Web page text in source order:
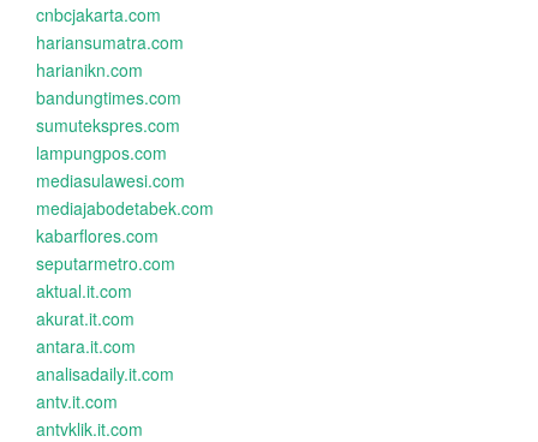
cnbcjakarta.com
hariansumatra.com
harianikn.com
bandungtimes.com
sumutekspres.com
lampungpos.com
mediasulawesi.com
mediajabodetabek.com
kabarflores.com
seputarmetro.com
aktual.it.com
akurat.it.com
antara.it.com
analisadaily.it.com
antv.it.com
antvklik.it.com